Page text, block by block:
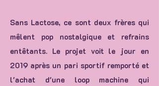
Sans Lactose, ce sont deux frères qui
mêlent pop nostalgique et refrains
entêtants. Le projet voit le jour en
2019 après un pari sportif remporté et
l'achat d'une loop machine qui